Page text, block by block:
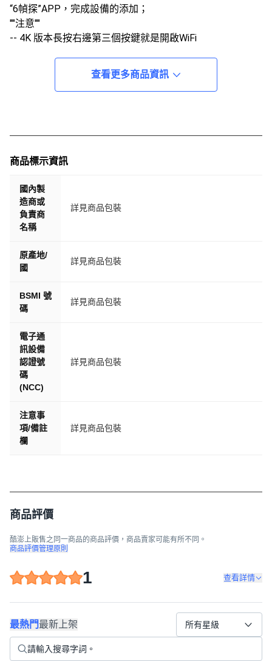
“6幀探”APP，完成設備的添加；
""注意""
-- 4K 版本長按右邊第三個按鍵就是開啟WiFi
1. ＧＰＳ模組貼平放副駕駛前面，定位到了，錄影於記憶卡
3. 插入記憶卡於電腦中，播放記憶卡裡面的檔案，裡面就有
軌跡重播的。
2. 問：32GB 記憶卡可錄影時間
答： 32GB記憶卡可錄影時間為3~4小時。最大支援128GB
記憶卡
3. 問：插入記憶卡後無法讀取
答：行車紀錄器中有記憶卡格式化，請先格式化記憶卡。
答：行車紀錄器中只有內建小容量電池，斷電後約支持
5~10秒鐘。
答：機器後面都有RESET 重置按鈕，請用迴紋針插入後，
即可重開機。
6. 問: 插入或是拔出卡片是否需要關機。
答: 產品不支援熱插拔，所以都要先關機在拔卡片，否則會
有壞軌狀況。
7.問: 是否有前後鏡頭。
答: 產品有前後雙鏡頭、適合車前、車內使用。
答:透過手機APP會自動調整至正確時間。
9.問: 機台上是否有螢幕
答: 機台上有3吋螢幕。
安裝。
請依照以下流程確認故障排出。
1. 確認記憶卡有重新格式化，可以用電腦格式化 或是用行
車紀錄器中格式化。
記憶卡拔除時，都必須關機下安裝。
紋針插入三秒後，即可重新開機。回復正常狀態。
產品服務公司:
錦沛科技有限公司
114台北市內湖區瑞光路188巷52號5F
查看更多商品資訊
商品標示資訊
國內製
造商或
負責商
名稱
詳見商品包裝
原產地/
國
詳見商品包裝
BSMI 號
碼
詳見商品包裝
電子通
訊設備
認證號
碼
(NCC)
詳見商品包裝
注意事
項/備註
欄
詳見商品包裝
商品評價
酷澎上販售之同一商品的商品評價，商品賣家可能有所不同。
商品評價管理原則
1 查看詳情
最熱門最新上架 所有星級